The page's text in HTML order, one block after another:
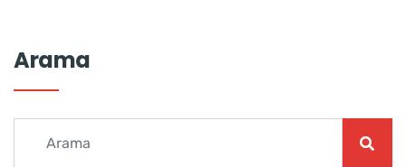
Arama